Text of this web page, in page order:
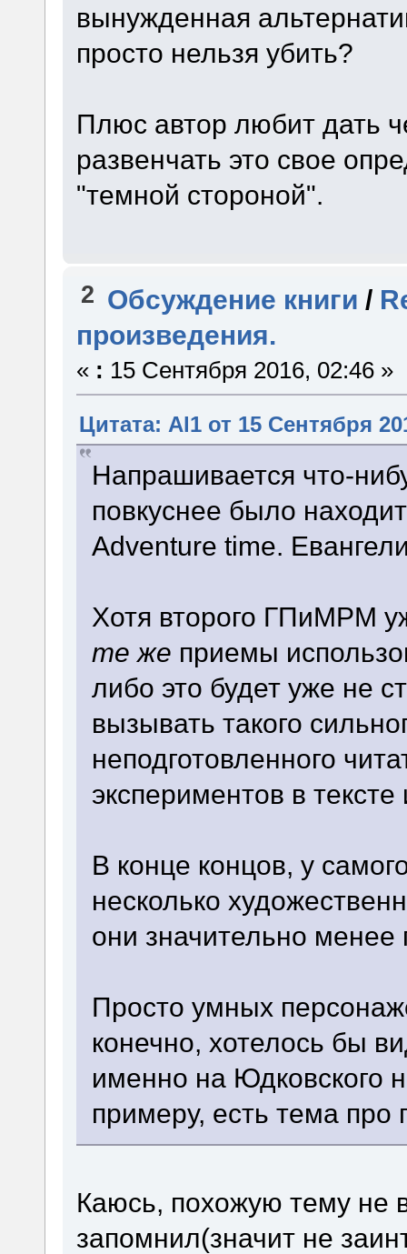
вынужденная
просто нельзя убить?
Плюс автор любит дать
развенчать это свое
"темной стороной".
2 Обсуждение книги /
произведения.
« : 15 Сентября 2016, 02:46 »
Цитата: Al1 от 15 Сентября
Напрашивается что-
повкуснее было
Adventure time.
Хотя второго ГПиМРМ
те же приемы
либо это будет уже не
вызывать такого
неподготовленного
экспериментов в тексте
В конце концов, у
несколько
они значительно менее
Просто умных
конечно, хотелось бы
именно на Юдковского
примеру, есть тема про
Каюсь, похожую тему не
запомнил(значит не